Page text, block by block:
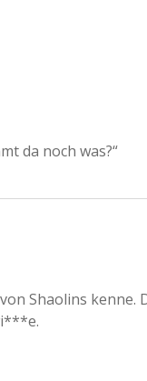
da noch was?“
Shaolins kenne.